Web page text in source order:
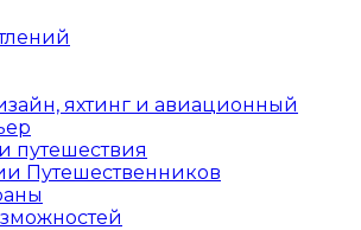
яхтинг и авиационный
путешествия
Путешественников